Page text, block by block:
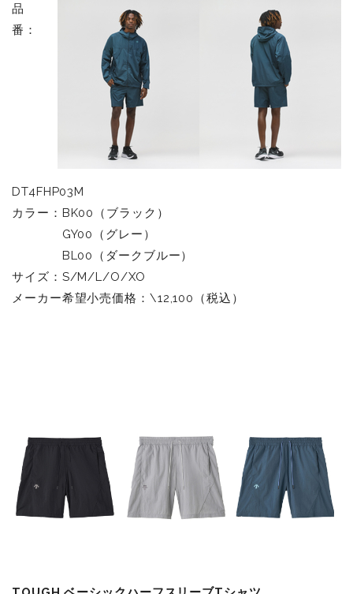
品
番：
DT4FHP03M
カラー：BK00（ブラック）
GY00（グレー）
BL00（ダークブルー）
サイズ：S/M/L/O/XO
メーカー希望小売価格：\12,100（税込）